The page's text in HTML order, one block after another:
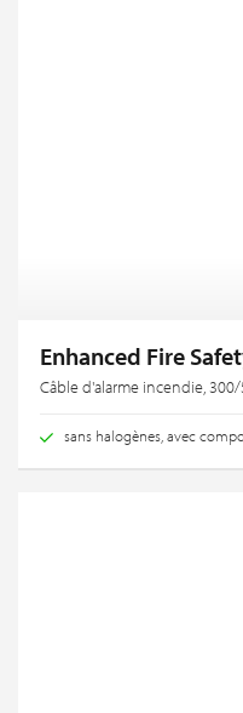
Enhanced Fire
Câble d'alarme incendie,
sans halogènes, avec